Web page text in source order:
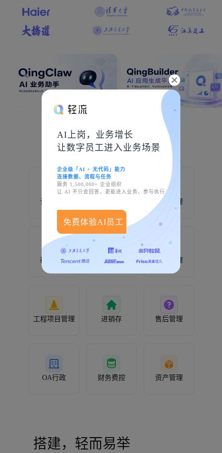
AI上岗，业务增长
让数字员工进入业务场景
企业级「AI + 无代码」能力
连接数据、流程与任务
服务 1,500,000+ 企业组织
让 AI 不只会回答，更能进入业务、参与执行
免费体验AI员工
创造于轻流
设备巡检 生产管理
研发管理 人事管理 客户管理
工程项目管理 进销存 售后管理
OA行政 财务费控 资产管理
搭建，轻而易举